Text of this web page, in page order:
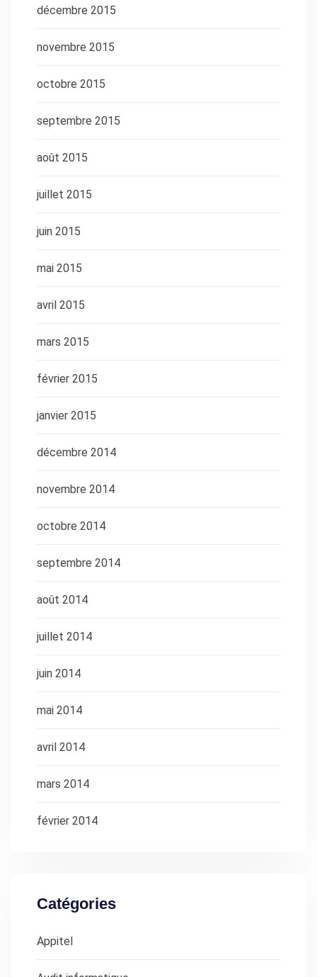
décembre 2015
novembre 2015
octobre 2015
septembre 2015
août 2015
juillet 2015
juin 2015
mai 2015
avril 2015
mars 2015
février 2015
janvier 2015
décembre 2014
novembre 2014
octobre 2014
septembre 2014
août 2014
juillet 2014
juin 2014
mai 2014
avril 2014
mars 2014
février 2014
Catégories
Appitel